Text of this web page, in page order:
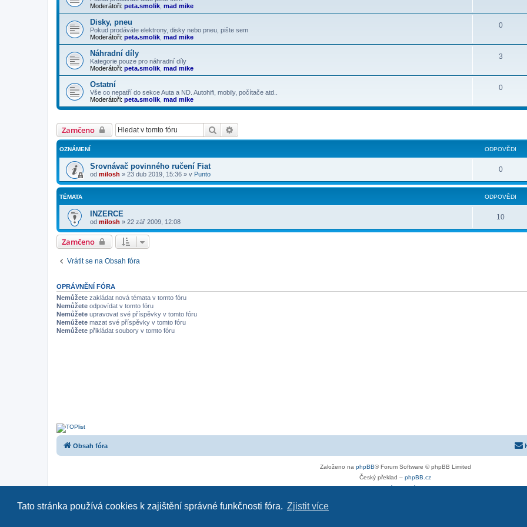
Tato stránka používá cookies k zajištění správné funkčnosti fóra. Zjistit více
Moderátoři: peta.smolik mad mike
Disky, pneu
Pokud prodáváte elektrony, disky nebo pneu, pište sem
Moderátoři: peta.smolik mad mike
0
Náhradní díly
Kategorie pouze pro náhradní díly
Moderátoři: peta.smolik mad mike
3
Ostatní
Vše co nepatří do sekce Auta a ND. Autohifi, mobily, počítače atd..
Moderátoři: peta.smolik mad mike
0
Zamčeno Hledat
OZNÁMENÍ ODPOVĚDI
Srovnávač povinného ručení Fiat
od milosh » 23 dub 2019, 15:36 » v Punto
0
TÉMATA ODPOVĚDI
INZERCE
od milosh » 22 zář 2009, 12:08
10
Zamčeno
Vrátit se na Obsah fóra
OPRÁVNĚNÍ FÓRA
Nemůžete zakládat nová témata v tomto fóru
Nemůžete odpovídat v tomto fóru
Nemůžete upravovat své příspěvky v tomto fóru
Nemůžete mazat své příspěvky v tomto fóru
Nemůžete přikládat soubory v tomto fóru
Obsah fóra
Založeno na phpBB® Forum Software © phpBB Limited
Český překlad – phpBB.cz
Soukromí|Podmínky